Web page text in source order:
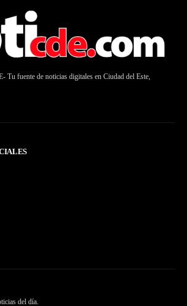
Tu fuente de noticias digitales en Ciudad del Este,
del día.